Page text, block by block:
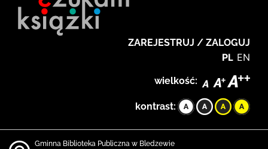
ZAREJESTRUJ / ZALOGUJ
PL EN
wielkość:
kontrast:
Gminna Biblioteka Publiczna w Bledzewie